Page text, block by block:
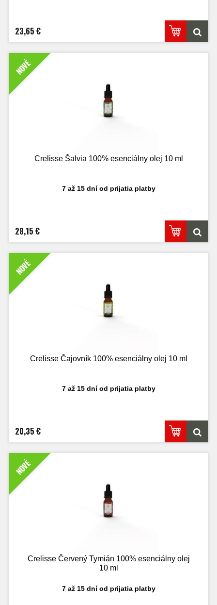
23,65 €
NOVÉ
Crelisse Šalvia 100% esenciálny olej 10 ml
7 až 15 dní od prijatia platby
28,15 €
NOVÉ
Crelisse Čajovník 100% esenciálny olej 10 ml
7 až 15 dní od prijatia platby
20,35 €
NOVÉ
Crelisse Červený Tymián 100% esenciálny olej
10 ml
7 až 15 dní od prijatia platby